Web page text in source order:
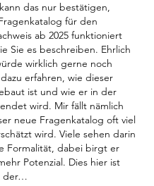
das nur bestätigen,
für den
ab 2025 funktioniert
Sie es beschreiben. Ehrlich
wirklich gerne noch
erfahren, wie dieser
ist und wie er in der
wird. Mir fällt nämlich
neue Fragenkatalog oft viel
wird. Viele sehen darin
Formalität, dabei birgt er
Potenzial. Dies hier ist
der…